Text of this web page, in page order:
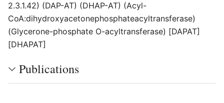
2.3.1.42) (DAP-AT) (DHAP-AT) (Acyl-
CoA:dihydroxyacetonephosphateacyltransferase)
(Glycerone-phosphate O-acyltransferase) [DAPAT]
[DHAPAT]
Publications